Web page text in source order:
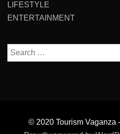
LIFESTYLE
ENTERTAINMENT
Search
for:
© 2020 Tourism Vaganza